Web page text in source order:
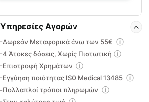
Υπηρεσίες Αγορών
-Δωρεάν Μεταφορικά άνω των 55€
-4 Άτοκες δόσεις, Χωρίς Πιστωτική
-Επιστροφή Χρημάτων
-Εγγύηση ποιότητας ISO Medical 13485
-Πολλαπλοί τρόποι πληρωμών